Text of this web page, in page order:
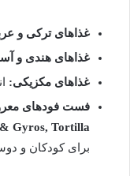
غذاهای ترکی و
غذاهای هندی و
غذاهای مکزیکی:
فست فودهای
Gyros, Tortilla
برای کودکان و